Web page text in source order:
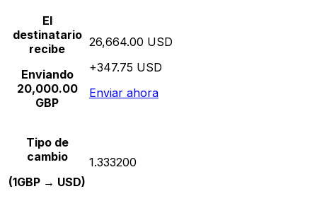
El
destinatario
recibe
Enviando
20,000.00
GBP
26,664.00 USD
+347.75 USD
Enviar ahora
Tipo de
cambio
(1GBP → USD)
1.333200